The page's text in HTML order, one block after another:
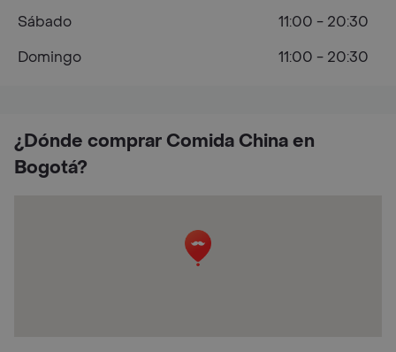
¿Dónde comprar Comida China en
Bogotá?
Sábado
11:00 - 20:30
Domingo
11:00 - 20:30